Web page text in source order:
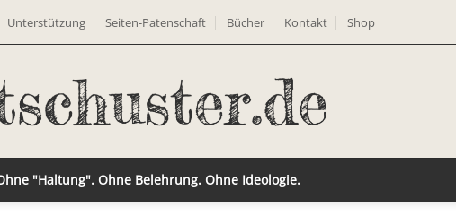
Unterstützung Seiten-Patenschaft Bücher Kontakt Shop
"Haltung". Ohne Belehrung. Ohne Ideologie.